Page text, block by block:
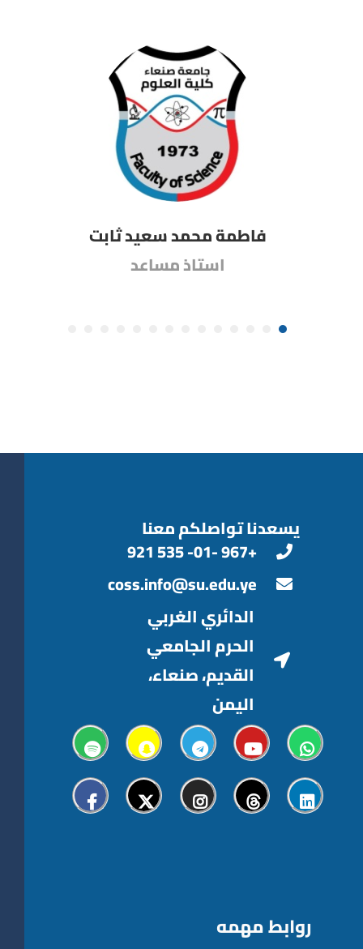
فاطمة محمد سعيد ثابت
استاذ مساعد
يسعدنا تواصلكم معنا
+967 -01- 535 921
coss.info@su.edu.ye
الدائري الغربي
الحرم الجامعي
القديم، صنعاء،
اليمن
روابط مهمه